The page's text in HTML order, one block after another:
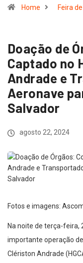
Home Feira
Doação de
Captado no
Andrade e
Aeronave
Salvador
agosto 22, 2024
Fotos e imagens:
Na noite de terça-feira,
importante operação
Clériston Andrade